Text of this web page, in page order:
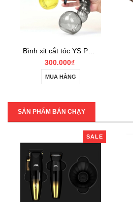
300.000₫
MUA HÀNG
SẢN PHẨM BÁN CHẠY
SALE